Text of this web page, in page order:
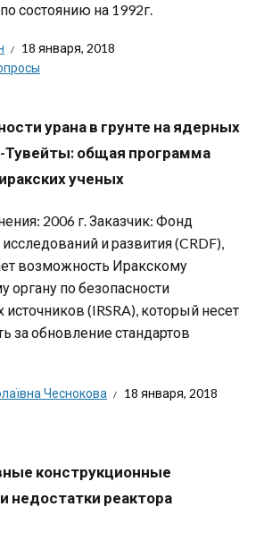
состоянию на 1992г.
18 января, 2018
урана в грунте на ядерных
Тувейты: общая программа
ученых
2006 г. Заказчик: Фонд
и развития (CRDF),
возможность Иракскому
по безопасности
(IRSRA), который несет
за обновление стандартов
Чеснокова
18 января, 2018
конструкционные
недостатки реактора